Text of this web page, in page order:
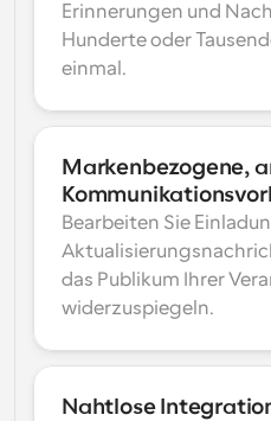
Erinnerungen und
Hunderte oder
einmal.
Markenbezogene,
Bearbeiten Sie
das Publikum Ihrer
widerzuspiegeln.
Nahtlose